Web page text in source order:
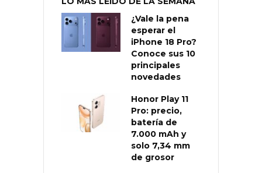
¿Vale la pena
esperar el
iPhone 18 Pro?
Conoce sus 10
principales
novedades
Honor Play 11
Pro: precio,
batería de
7.000 mAh y
solo 7,34 mm
de grosor